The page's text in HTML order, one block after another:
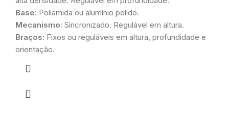
Base: Poliamida ou alumínio polido.
Mecanismo: Sincronizado. Regulável em altura.
Braços: Fixos ou reguláveis em altura, profundidade e
orientação.